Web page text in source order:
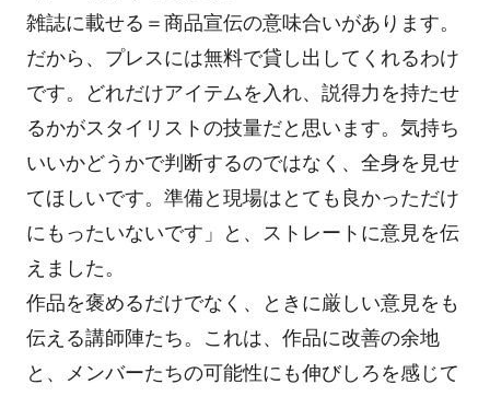
雑誌に載せる＝商品宣伝の意味合いがあります。
だから、プレスには無料で貸し出してくれるわけ
です。どれだけアイテムを入れ、説得力を持たせ
るかがスタイリストの技量だと思います。気持ち
いいかどうかで判断するのではなく、全身を見せ
てほしいです。準備と現場はとても良かっただけ
にもったいないです」と、ストレートに意見を伝
えました。
作品を褒めるだけでなく、ときに厳しい意見をも
伝える講師陣たち。これは、作品に改善の余地
と、メンバーたちの可能性にも伸びしろを感じて